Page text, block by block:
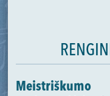
Meistriškumo